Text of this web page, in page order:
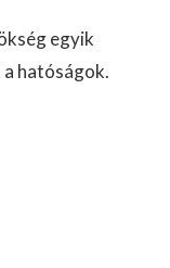
egyik
hatóságok.